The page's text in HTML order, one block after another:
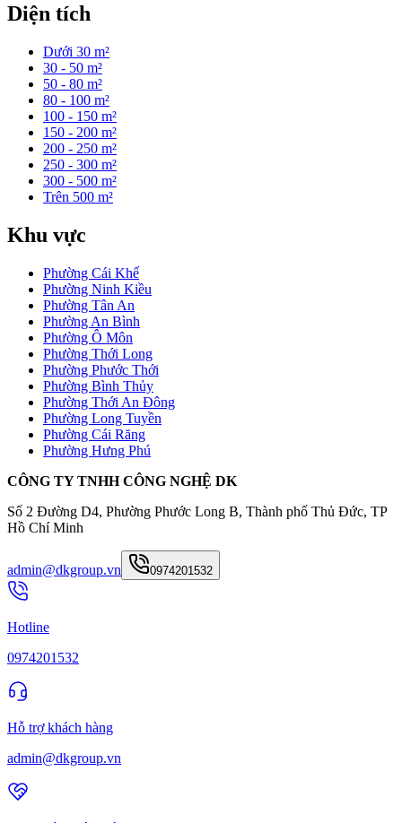
Diện tích
Dưới 30 m²
30 - 50 m²
50 - 80 m²
80 - 100 m²
100 - 150 m²
150 - 200 m²
200 - 250 m²
250 - 300 m²
300 - 500 m²
Trên 500 m²
Khu vực
Phường Cái Khế
Phường Ninh Kiều
Phường Tân An
Phường An Bình
Phường Ô Môn
Phường Thới Long
Phường Phước Thới
Phường Bình Thủy
Phường Thới An Đông
Phường Long Tuyền
Phường Cái Răng
Phường Hưng Phú
CÔNG TY TNHH CÔNG NGHỆ DK
Số 2 Đường D4, Phường Phước Long B, Thành phố Thủ Đức, TP
Hồ Chí Minh
admin@dkgroup.vn 0974201532
Hotline
0974201532
Hỗ trợ khách hàng
admin@dkgroup.vn